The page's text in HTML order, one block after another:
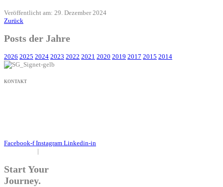
Veröffentlicht am: 29. Dezember 2024
Zurück
Posts der Jahre
2026 2025 2024 2023 2022 2021 2020 2019 2017 2015 2014
KONTAKT
Facebook-f Instagram Linkedin-in
|
Start Your
Journey.